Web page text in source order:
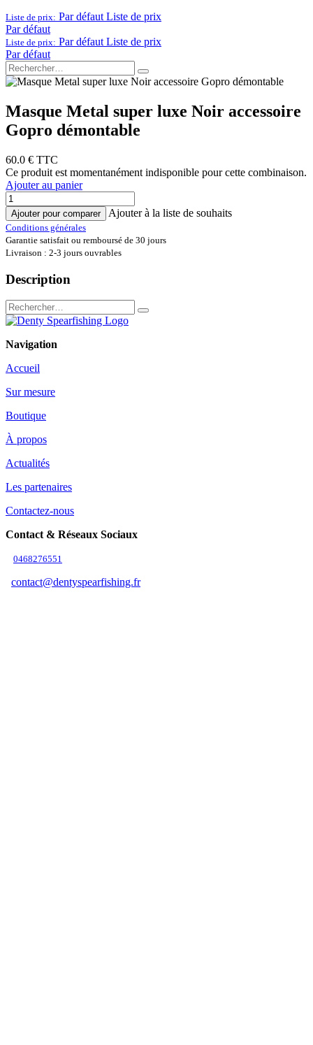
Liste de prix: Par défaut Liste de prix
Par défaut
Liste de prix: Par défaut Liste de prix
Par défaut
Masque Metal super luxe Noir accessoire
Gopro démontable
60.0 € TTC
Ce produit est momentanément indisponible pour cette combinaison.
Ajouter au panier
Ajouter pour comparer Ajouter à la liste de souhaits
Conditions générales
Garantie satisfait ou remboursé de 30 jours
Livraison : 2-3 jours ouvrables
Description
Navigation
Accueil
Sur mesure
Boutique
À propos
Actualités
Les partenaires
Contactez-nous
Contact & Réseaux Sociaux
0468276551
contact@dentyspearfishing.fr